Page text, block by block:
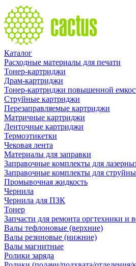
Каталог
Расходные материалы для печати
Тонер-картриджи
Драм-картриджи
Тонер-картриджи повышенной
Струйные картриджи
Перезаправляемые картриджи
Матричные картриджи
Ленточные картриджи
Термоэтикетки
Чековая лента
Материалы для заправки
Заправочные комплекты для
Заправочные комплекты для
Промывочная жидкость
Чернила
Чернила для ПЗК
Тонер
Запчасти для ремонта оргтехники и
Валы тефлоновые (верхние)
Валы резиновые (нижние)
Валы магнитные
Ролики заряда